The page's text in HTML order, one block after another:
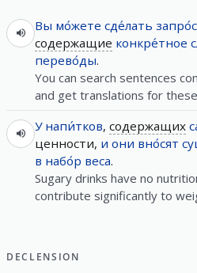
Вы мо́жете сде́лать запро́с
содержащие конкре́тное
перево́ды.
You can search sentences
and get translations for
У напи́тков, содержащих
ценности, и они вно́сят
в набо́р веса.
Sugary drinks have no
contribute significantly to
DECLENSION